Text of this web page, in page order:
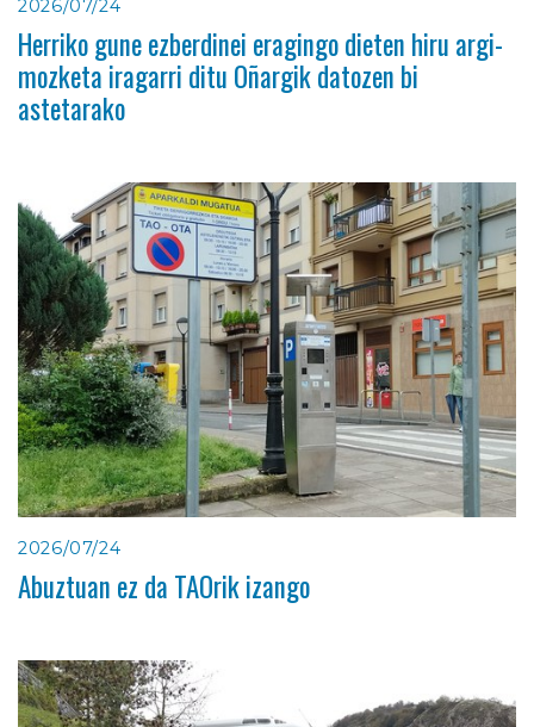
2026/07/24
Herriko gune ezberdinei eragingo dieten hiru argi-
mozketa iragarri ditu Oñargik datozen bi
astetarako
2026/07/24
Abuztuan ez da TAOrik izango